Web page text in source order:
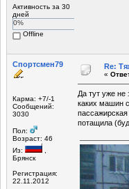
Активность за 30
дней
0%
Offline
Спортсмен79
Карма: +7/-1
Сообщений:
3030
Пол:
Возраст: 46
Из:
Брянск
Регистрация:
22.11.2012
Re:
«
Да тут уже не
каких машин
потащила